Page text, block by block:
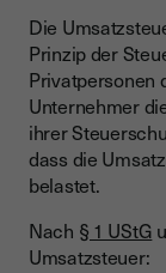
Die
Prinzip der
Privatpersonen
Unternehmer
ihrer
dass die
belastet.
Nach § 1 UStG
Umsatzsteuer: